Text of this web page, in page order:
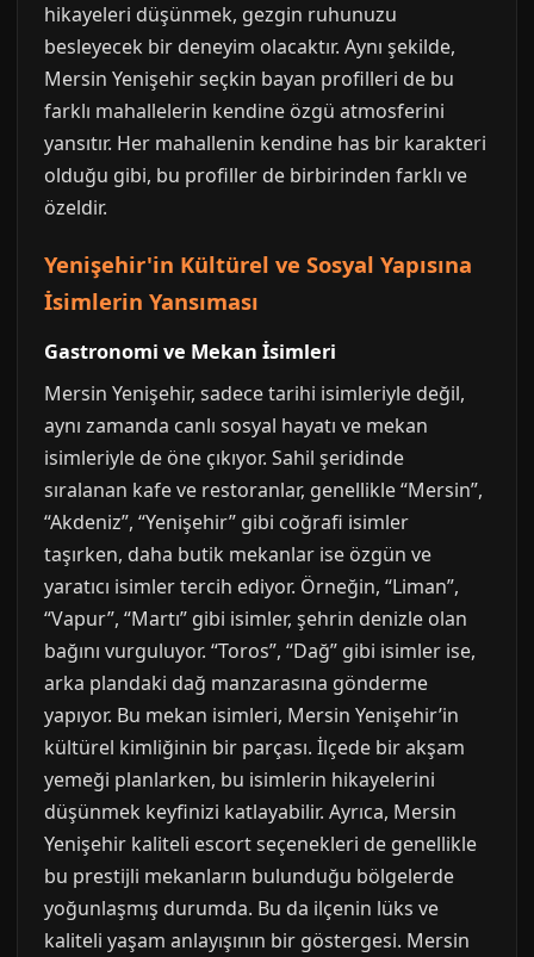
hikayeleri düşünmek, gezgin ruhunuzu
besleyecek bir deneyim olacaktır. Aynı şekilde,
Mersin Yenişehir seçkin bayan profilleri de bu
farklı mahallelerin kendine özgü atmosferini
yansıtır. Her mahallenin kendine has bir karakteri
olduğu gibi, bu profiller de birbirinden farklı ve
özeldir.
Yenişehir'in Kültürel ve Sosyal Yapısına
İsimlerin Yansıması
Gastronomi ve Mekan İsimleri
Mersin Yenişehir, sadece tarihi isimleriyle değil,
aynı zamanda canlı sosyal hayatı ve mekan
isimleriyle de öne çıkıyor. Sahil şeridinde
sıralanan kafe ve restoranlar, genellikle “Mersin”,
“Akdeniz”, “Yenişehir” gibi coğrafi isimler
taşırken, daha butik mekanlar ise özgün ve
yaratıcı isimler tercih ediyor. Örneğin, “Liman”,
“Vapur”, “Martı” gibi isimler, şehrin denizle olan
bağını vurguluyor. “Toros”, “Dağ” gibi isimler ise,
arka plandaki dağ manzarasına gönderme
yapıyor. Bu mekan isimleri, Mersin Yenişehir’in
kültürel kimliğinin bir parçası. İlçede bir akşam
yemeği planlarken, bu isimlerin hikayelerini
düşünmek keyfinizi katlayabilir. Ayrıca, Mersin
Yenişehir kaliteli escort seçenekleri de genellikle
bu prestijli mekanların bulunduğu bölgelerde
yoğunlaşmış durumda. Bu da ilçenin lüks ve
kaliteli yaşam anlayışının bir göstergesi. Mersin